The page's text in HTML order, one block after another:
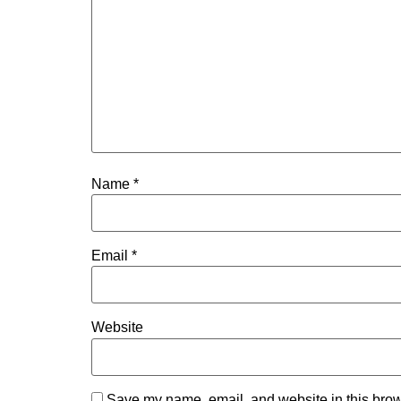
Name *
Email *
Website